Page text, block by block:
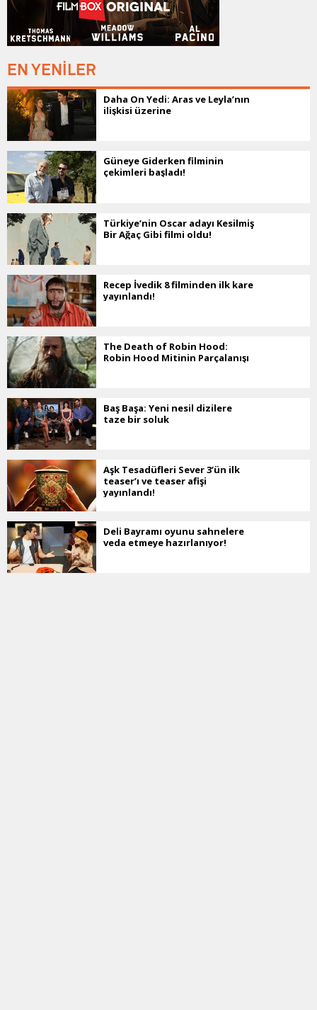
EN YENİLER
Daha On Yedi: Aras ve Leyla’nın
ilişkisi üzerine
Güneye Giderken filminin
çekimleri başladı!
Türkiye’nin Oscar adayı Kesilmiş
Bir Ağaç Gibi filmi oldu!
Recep İvedik 8 filminden ilk kare
yayınlandı!
The Death of Robin Hood:
Robin Hood Mitinin Parçalanışı
Baş Başa: Yeni nesil dizilere
taze bir soluk
Aşk Tesadüfleri Sever 3’ün ilk
teaser’ı ve teaser afişi
yayınlandı!
Deli Bayramı oyunu sahnelere
veda etmeye hazırlanıyor!